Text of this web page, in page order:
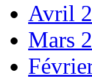
Avril
Mars